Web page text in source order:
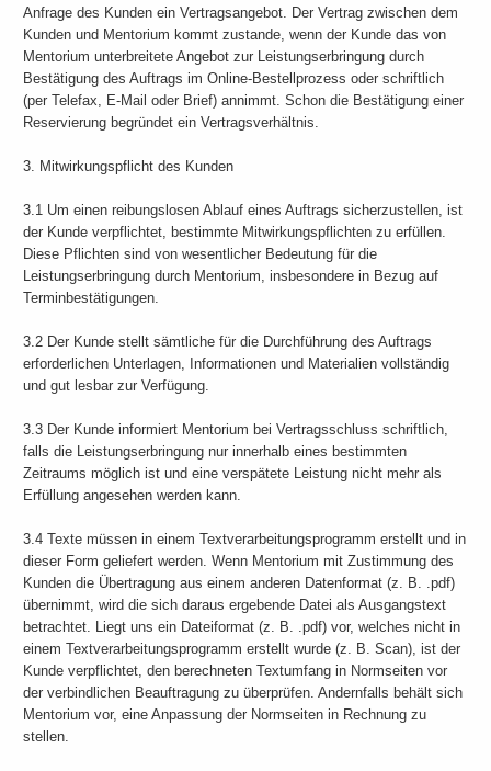
Anfrage des Kunden ein Vertragsangebot. Der Vertrag zwischen dem
Kunden und Mentorium kommt zustande, wenn der Kunde das von
Mentorium unterbreitete Angebot zur Leistungserbringung durch
Bestätigung des Auftrags im Online-Bestellprozess oder schriftlich
(per Telefax, E-Mail oder Brief) annimmt. Schon die Bestätigung einer
Reservierung begründet ein Vertragsverhältnis.
3. Mitwirkungspflicht des Kunden
3.1 Um einen reibungslosen Ablauf eines Auftrags sicherzustellen, ist
der Kunde verpflichtet, bestimmte Mitwirkungspflichten zu erfüllen.
Diese Pflichten sind von wesentlicher Bedeutung für die
Leistungserbringung durch Mentorium, insbesondere in Bezug auf
Terminbestätigungen.
3.2 Der Kunde stellt sämtliche für die Durchführung des Auftrags
erforderlichen Unterlagen, Informationen und Materialien vollständig
und gut lesbar zur Verfügung.
3.3 Der Kunde informiert Mentorium bei Vertragsschluss schriftlich,
falls die Leistungserbringung nur innerhalb eines bestimmten
Zeitraums möglich ist und eine verspätete Leistung nicht mehr als
Erfüllung angesehen werden kann.
3.4 Texte müssen in einem Textverarbeitungsprogramm erstellt und in
dieser Form geliefert werden. Wenn Mentorium mit Zustimmung des
Kunden die Übertragung aus einem anderen Datenformat (z. B. .pdf)
übernimmt, wird die sich daraus ergebende Datei als Ausgangstext
betrachtet. Liegt uns ein Dateiformat (z. B. .pdf) vor, welches nicht in
einem Textverarbeitungsprogramm erstellt wurde (z. B. Scan), ist der
Kunde verpflichtet, den berechneten Textumfang in Normseiten vor
der verbindlichen Beauftragung zu überprüfen. Andernfalls behält sich
Mentorium vor, eine Anpassung der Normseiten in Rechnung zu
stellen.